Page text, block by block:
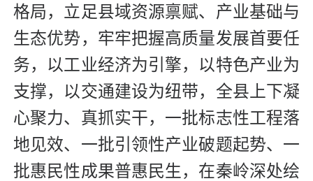
格局，立足县域资源禀赋、产业基础与
生态优势，牢牢把握高质量发展首要任
务，以工业经济为引擎，以特色产业为
支撑，以交通建设为纽带，全县上下凝
心聚力、真抓实干，一批标志性工程落
地见效、一批引领性产业破题起势、一
批惠民性成果普惠民生，在秦岭深处绘